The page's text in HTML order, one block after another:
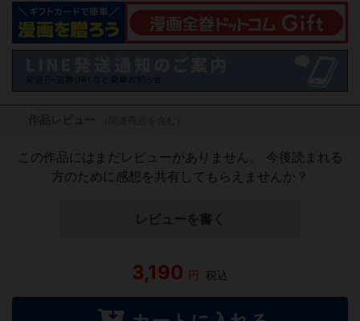
この作品にはまだレビューがありません。 今後読まれる
方のために感想を共有してもらえませんか？
レビューを書く
3,190 円 税込